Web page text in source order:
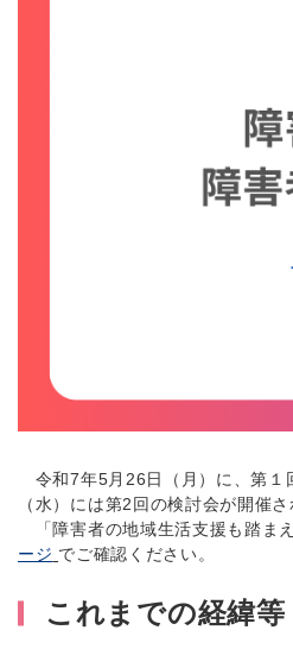
令和7年5月26日（月）に、第１
（水）には第2回の検討会が開催さ
「障害者の地域生活支援も踏ま
ージ でご確認ください。
これまでの経緯等